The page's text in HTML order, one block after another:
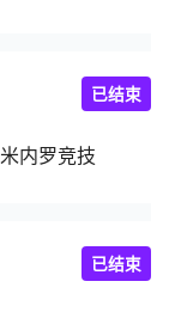
米内罗竞技
已结束
已结束